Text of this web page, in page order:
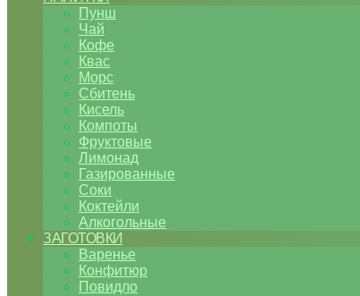
Пунш
Чай
Кофе
Квас
Морс
Сбитень
Кисель
Компоты
Фруктовые
Лимонад
Газированные
Соки
Коктейли
Алкогольные
ЗАГОТОВКИ
Варенье
Конфитюр
Повидло